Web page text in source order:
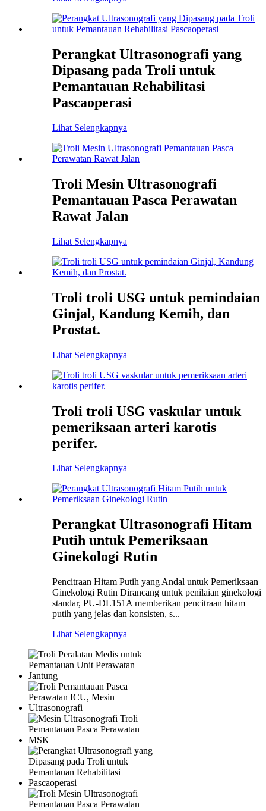
Perangkat Ultrasonografi yang
Dipasang pada Troli untuk
Pemantauan Rehabilitasi
Pascaoperasi
Lihat Selengkapnya
Troli Mesin Ultrasonografi
Pemantauan Pasca Perawatan
Rawat Jalan
Lihat Selengkapnya
Troli troli USG untuk pemindaian
Ginjal, Kandung Kemih, dan
Prostat.
Lihat Selengkapnya
Troli troli USG vaskular untuk
pemeriksaan arteri karotis
perifer.
Lihat Selengkapnya
Perangkat Ultrasonografi Hitam
Putih untuk Pemeriksaan
Ginekologi Rutin
Pencitraan Hitam Putih yang Andal untuk Pemeriksaan
Ginekologi Rutin Dirancang untuk penilaian ginekologi
standar, PU-DL151A memberikan pencitraan hitam
putih yang jelas dan konsisten, s...
Lihat Selengkapnya